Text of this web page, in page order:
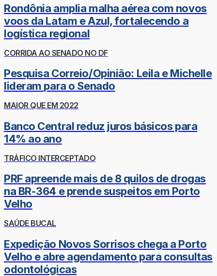
Rondônia amplia malha aérea com novos
voos da Latam e Azul, fortalecendo a
logística regional
CORRIDA AO SENADO NO DF
Pesquisa Correio/Opinião: Leila e Michelle
lideram para o Senado
MAIOR QUE EM 2022
Banco Central reduz juros básicos para
14% ao ano
TRÁFICO INTERCEPTADO
PRF apreende mais de 8 quilos de drogas
na BR-364 e prende suspeitos em Porto
Velho
SAÚDE BUCAL
Expedição Novos Sorrisos chega a Porto
Velho e abre agendamento para consultas
odontológicas